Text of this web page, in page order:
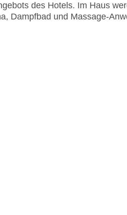
des Hotels. Im Haus
Dampfbad und Massage-